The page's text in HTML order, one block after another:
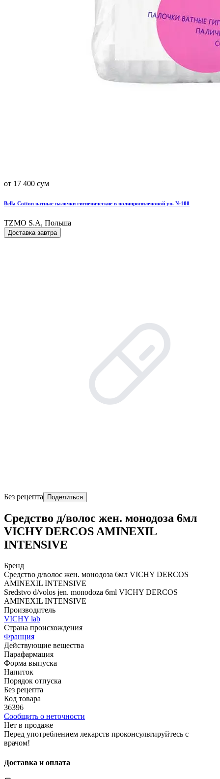
от 17 400 сум
Bella Cotton ватные палочки гигиенические в полипропиленовой уп. №100
TZMO S.A, Польша
Доставка завтра
Без рецепта Поделиться
Средство д/волос жен. монодоза 6мл
VICHY DERCOS AMINEXIL
INTENSIVE
Бренд
Средство д/волос жен. монодоза 6мл VICHY DERCOS
AMINEXIL INTENSIVE
Sredstvo d/volos jen. monodoza 6ml VICHY DERCOS
AMINEXIL INTENSIVE
Производитель
VICHY lab
Страна происхождения
Франция
Действующие вещества
Парафармация
Форма выпуска
Напиток
Порядок отпуска
Без рецепта
Код товара
36396
Сообщить о неточности
Нет в продаже
Перед употреблением лекарств проконсультируйтесь с
врачом!
Доставка и оплата